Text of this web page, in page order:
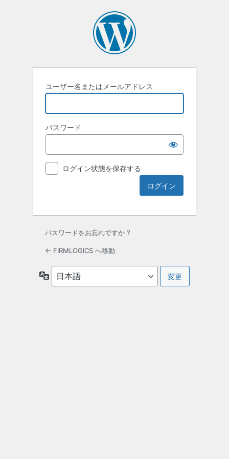
ユーザー名またはメールアドレス
パスワード
ログイン状態を保存する
パスワードをお忘れですか ?
← FIRMLOGICS へ移動
語